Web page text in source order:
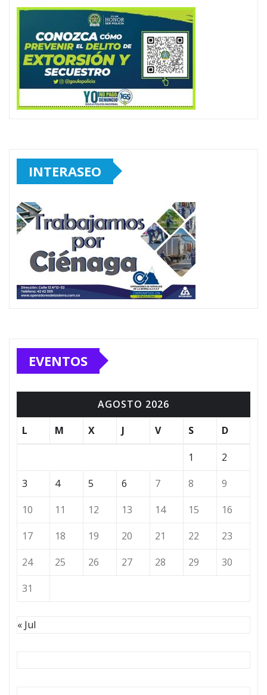
INTERASEO
EVENTOS
AGOSTO 2026
L
M X J V S D
1
2
3
4 5 6 7 8
9
10
11 12 13 14 15
16
17
18 19 20 21 22
23
24
25 26 27 28 29
30
31
« Jul